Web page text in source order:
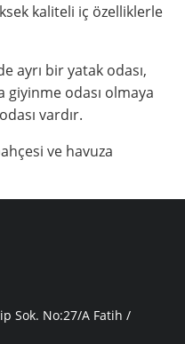
kaliteli iç özelliklerle
ayrı bir yatak odası,
giyinme odası olmaya
vardır.
ve havuza
Sok. No:27/A Fatih /